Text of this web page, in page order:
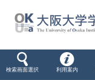
検索画面選択 利用案内